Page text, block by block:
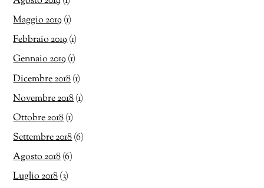
Maggio 2019(1)
Febbraio 2019(1)
Gennaio 2019(1)
Dicembre 2018(1)
Novembre 2018(1)
Ottobre 2018(1)
Settembre 2018(6)
Agosto 2018(6)
Luglio 2018(3)